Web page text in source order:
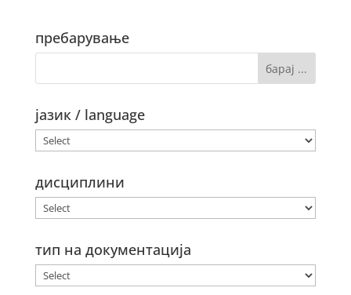
пребарување
јазик / language
дисциплини
тип на документација